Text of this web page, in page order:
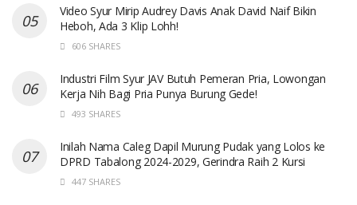
Video Syur Mirip Audrey Davis Anak David Naif Bikin
Heboh, Ada 3 Klip Lohh!
606 SHARES
Industri Film Syur JAV Butuh Pemeran Pria, Lowongan
Kerja Nih Bagi Pria Punya Burung Gede!
493 SHARES
Inilah Nama Caleg Dapil Murung Pudak yang Lolos ke
DPRD Tabalong 2024-2029, Gerindra Raih 2 Kursi
447 SHARES